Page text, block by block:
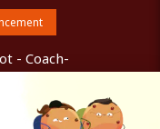
- Coach-
avec la
Chartres